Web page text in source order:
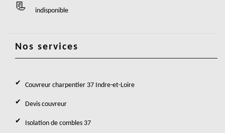
indisponible
Nos services
Couvreur charpentier 37 Indre-et-Loire
Devis couvreur
Isolation de combles 37